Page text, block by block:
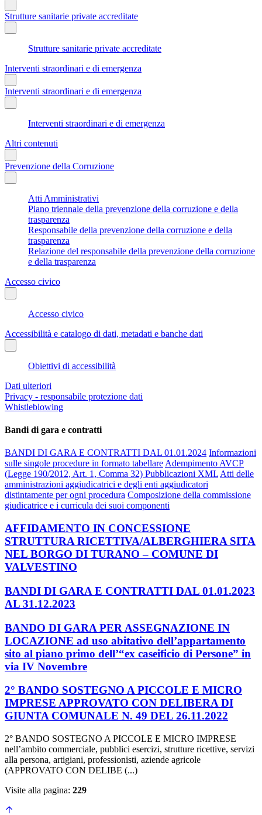
Strutture sanitarie private accreditate
Strutture sanitarie private accreditate
Interventi straordinari e di emergenza
Interventi straordinari e di emergenza
Interventi straordinari e di emergenza
Altri contenuti
Prevenzione della Corruzione
Atti Amministrativi
Piano triennale della prevenzione della corruzione e della
trasparenza
Responsabile della prevenzione della corruzione e della
trasparenza
Relazione del responsabile della prevenzione della corruzione
e della trasparenza
Accesso civico
Accesso civico
Accessibilità e catalogo di dati, metadati e banche dati
Obiettivi di accessibilità
Dati ulteriori
Privacy - responsabile protezione dati
Whistleblowing
Bandi di gara e contratti
BANDI DI GARA E CONTRATTI DAL 01.01.2024 Informazioni
sulle singole procedure in formato tabellare Adempimento AVCP
(Legge 190/2012, Art. 1, Comma 32) Pubblicazioni XML Atti delle
amministrazioni aggiudicatrici e degli enti aggiudicatori
distintamente per ogni procedura Composizione della commissione
giudicatrice e i curricula dei suoi componenti
AFFIDAMENTO IN CONCESSIONE
STRUTTURA RICETTIVA/ALBERGHIERA SITA
NEL BORGO DI TURANO – COMUNE DI
VALVESTINO
BANDI DI GARA E CONTRATTI DAL 01.01.2023
AL 31.12.2023
BANDO DI GARA PER ASSEGNAZIONE IN
LOCAZIONE ad uso abitativo dell’appartamento
sito al piano primo dell’“ex caseificio di Persone” in
via IV Novembre
2° BANDO SOSTEGNO A PICCOLE E MICRO
IMPRESE APPROVATO CON DELIBERA DI
GIUNTA COMUNALE N. 49 DEL 26.11.2022
2° BANDO SOSTEGNO A PICCOLE E MICRO IMPRESE
nell’ambito commerciale, pubblici esercizi, strutture ricettive, servizi
alla persona, artigiani, professionisti, aziende agricole
(APPROVATO CON DELIBE (...)
Visite alla pagina: 229